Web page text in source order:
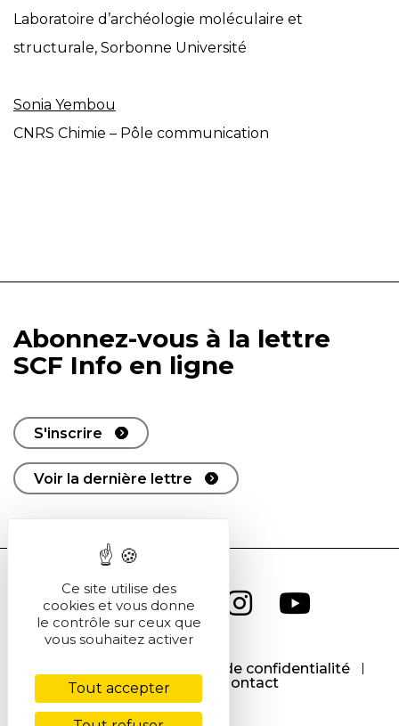
Laboratoire d’archéologie moléculaire et
structurale, Sorbonne Université
Sonia Yembou
CNRS Chimie – Pôle communication
Abonnez-vous à la lettre
SCF Info en ligne
S'inscrire
Voir la dernière lettre
Politique de confidentialité
Cookies
Contact
Ce site utilise des
cookies et vous donne
le contrôle sur ceux que
vous souhaitez activer
Tout accepter